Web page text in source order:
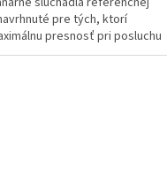
pre tých, ktorí
presnosť pri posluchu